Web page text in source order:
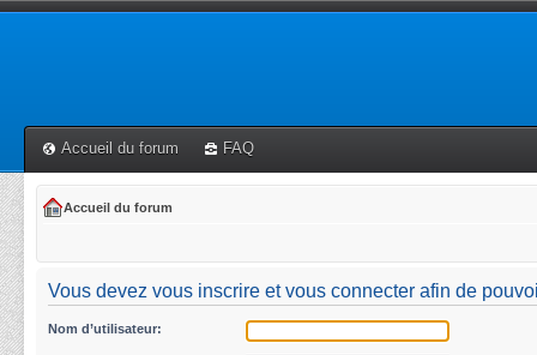
Accueil du forum FAQ
Accueil du forum
Vous devez vous inscrire et vous connecter afin de
Nom d’utilisateur: